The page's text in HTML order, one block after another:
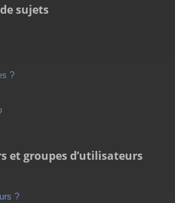
sujets
?
et groupes d’utilisateurs
?